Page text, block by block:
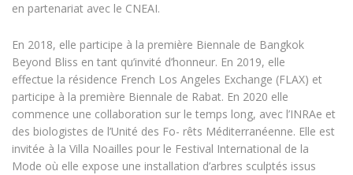
en partenariat avec le CNEAI.
En 2018, elle participe à la première Biennale de Bangkok
Beyond Bliss en tant qu’invité d’honneur. En 2019, elle
effectue la résidence French Los Angeles Exchange (FLAX) et
participe à la première Biennale de Rabat. En 2020 elle
commence une collaboration sur le temps long, avec l’INRAe et
des biologistes de l’Unité des Fo- rêts Méditerranéenne. Elle est
invitée à la Villa Noailles pour le Festival International de la
Mode où elle expose une installation d’arbres sculptés issus